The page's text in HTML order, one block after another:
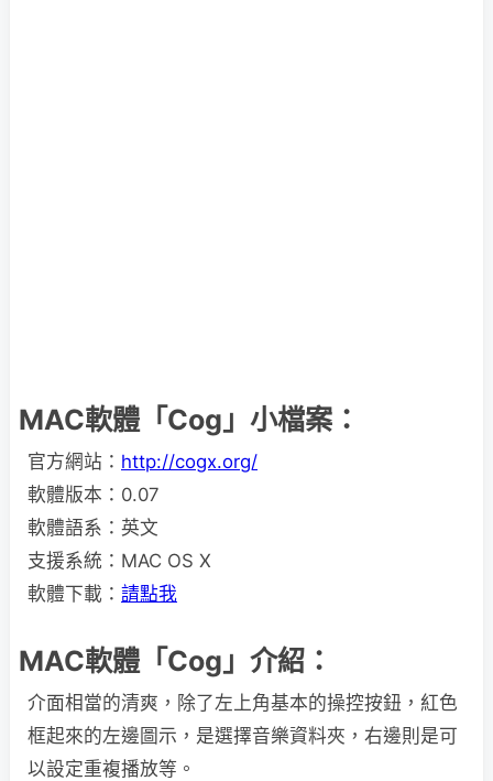
MAC軟體「Cog」小檔案：
官方網站： http://cogx.org/
軟體版本：0.07
軟體語系：英文
支援系統：MAC OS X
軟體下載： 請點我
MAC軟體「Cog」介紹：
介面相當的清爽，除了左上角基本的操控按鈕，紅色
框起來的左邊圖示，是選擇音樂資料夾，右邊則是可
以設定重複播放等。